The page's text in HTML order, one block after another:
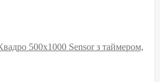
500х1000 Sensor з таймером,